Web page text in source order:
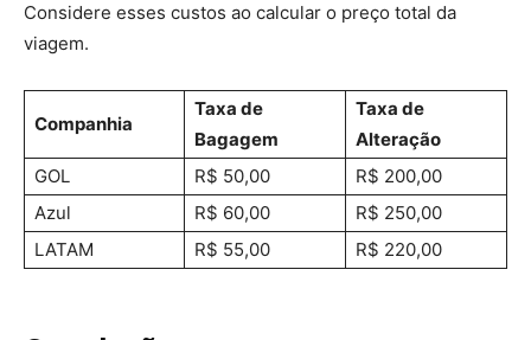
Considere esses custos ao calcular o preço total da
viagem.
Companhia
Taxa de
Bagagem
Taxa de
Alteração
GOL
R$ 50,00
R$ 200,00
Azul
R$ 60,00
R$ 250,00
LATAM
R$ 55,00 R$ 220,00